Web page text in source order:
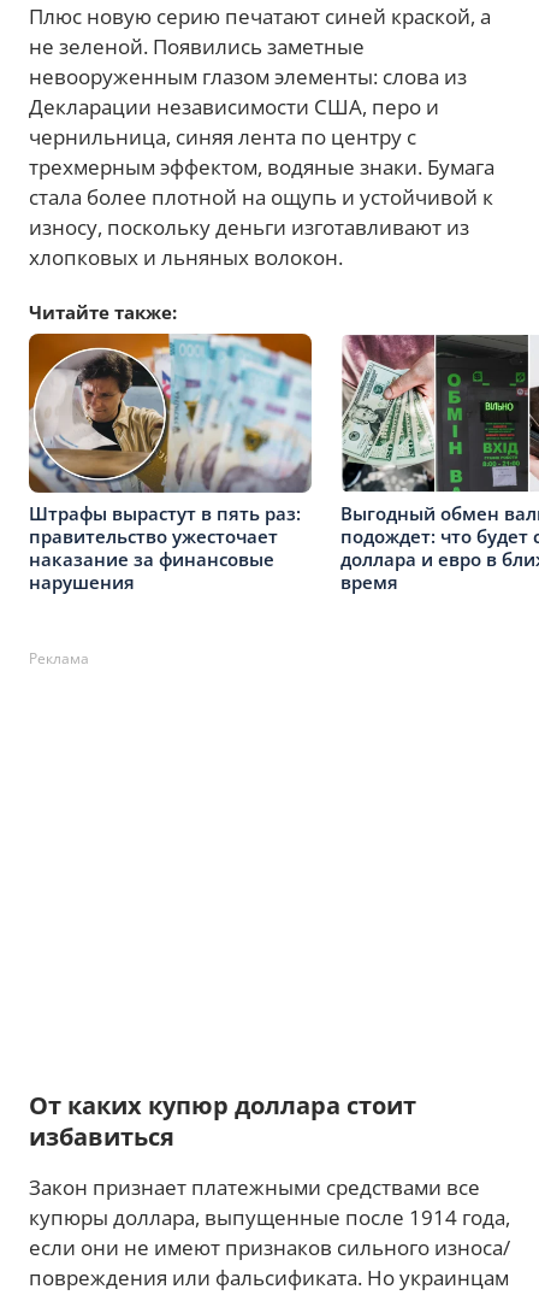
Плюс новую серию печатают синей краской, а
не зеленой. Появились заметные
невооруженным глазом элементы: слова из
Декларации независимости США, перо и
чернильница, синяя лента по центру с
трехмерным эффектом, водяные знаки. Бумага
стала более плотной на ощупь и устойчивой к
износу, поскольку деньги изготавливают из
хлопковых и льняных волокон.
Читайте также:
Штрафы вырастут в пять раз:
правительство ужесточает
наказание за финансовые
нарушения
Выгодный обмен
подождет: что будет
доллара и евро в
время
Реклама
От каких купюр доллара стоит
избавиться
Закон признает платежными средствами все
купюры доллара, выпущенные после 1914 года,
если они не имеют признаков сильного износа/
повреждения или фальсификата. Но украинцам